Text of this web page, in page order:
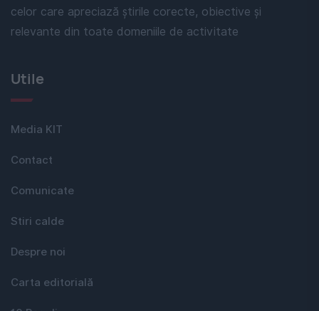
celor care apreciază știrile corecte, obiective și
relevante din toate domeniile de activitate
Utile
Media KIT
Contact
Comunicate
Stiri calde
Despre noi
Carta editorială